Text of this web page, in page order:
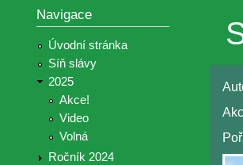
Navigace
Úvodní stránka
Síň slávy
2025
Akce!
Video
Volná
Ročník 2024